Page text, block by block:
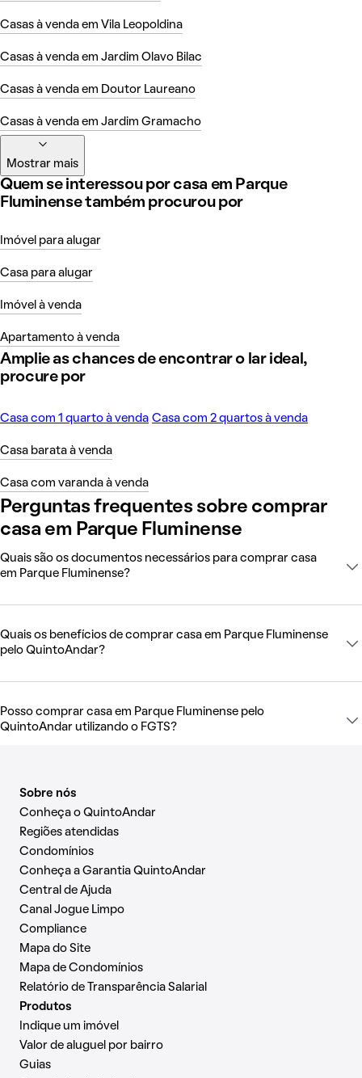
Casas à venda em Vila Leopoldina
Casas à venda em Jardim Olavo Bilac
Casas à venda em Doutor Laureano
Casas à venda em Jardim Gramacho
Mostrar mais
Quem se interessou por casa em Parque
Fluminense também procurou por
Imóvel para alugar
Casa para alugar
Imóvel à venda
Apartamento à venda
Amplie as chances de encontrar o lar ideal,
procure por
Casa com 1 quarto à venda Casa com 2 quartos à venda
Casa barata à venda
Casa com varanda à venda
Perguntas frequentes sobre comprar
casa em Parque Fluminense
Quais são os documentos necessários para comprar casa
em Parque Fluminense?
Quais os benefícios de comprar casa em Parque Fluminense
pelo QuintoAndar?
Posso comprar casa em Parque Fluminense pelo
QuintoAndar utilizando o FGTS?
Sobre nós
Conheça o QuintoAndar
Regiões atendidas
Condomínios
Conheça a Garantia QuintoAndar
Central de Ajuda
Canal Jogue Limpo
Compliance
Mapa do Site
Mapa de Condomínios
Relatório de Transparência Salarial
Produtos
Indique um imóvel
Valor de aluguel por bairro
Guias